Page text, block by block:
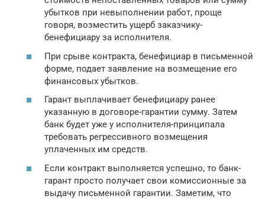
убытков при невыполнении работ, проще
говоря, возместить ущерб заказчику-
бенефициару за исполнителя.
При срыве контракта, бенефициар в письменной
форме, подает заявление на возмещение его
финансовых убытков.
Гарант выплачивает бенефициару ранее
указанную в договоре-гарантии сумму. Затем
банк будет уже у исполнителя-принципала
требовать регрессивного возмещения
уплаченных им средств.
Если контракт выполняется успешно, то банк-
гарант просто получает свои комиссионные за
выдачу письменной гарантии. Заметим, что